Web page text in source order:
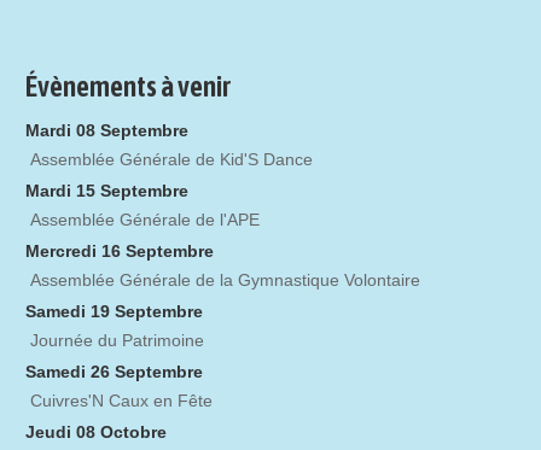
Évènements à venir
Mardi 08 Septembre
Assemblée Générale de Kid'S Dance
Mardi 15 Septembre
Assemblée Générale de l'APE
Mercredi 16 Septembre
Assemblée Générale de la Gymnastique Volontaire
Samedi 19 Septembre
Journée du Patrimoine
Samedi 26 Septembre
Cuivres'N Caux en Fête
Jeudi 08 Octobre